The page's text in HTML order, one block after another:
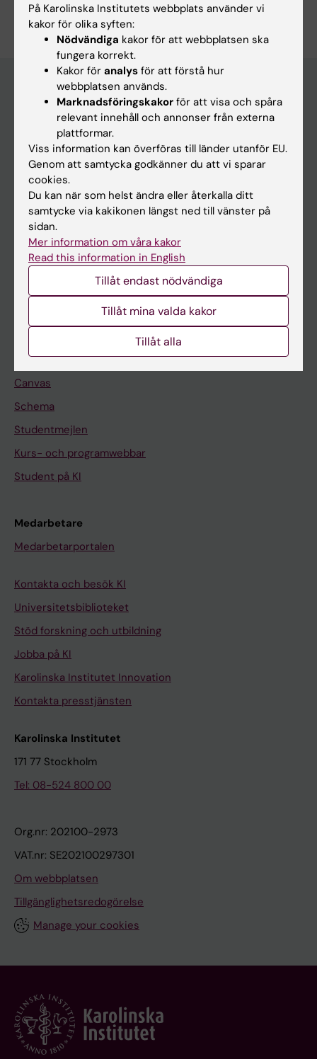
Redigera din profil
Huvudmeny
Utbildning
Forskarutbildning
Forskning
Om KI
På gång
Kalender
Ladok
Canvas
Schema
Studentmejlen
Kurs- och programwebbar
Student på KI
Medarbetare
Medarbetarportalen
Kontakta och besök KI
Universitetsbiblioteket
Stöd forskning och utbildning
Jobba på KI
Karolinska Institutet Innovation
Kontakta presstjänsten
Karolinska Institutet
171 77 Stockholm
Tel: 08-524 800 00
Org.nr: 202100-2973
VAT.nr: SE202100297301
Om webbplatsen
Tillgänglighetsredogörelse
Manage your cookies
På Karolinska Institutets webbplats använder vi
kakor för olika syften:
Nödvändiga kakor för att webbplatsen ska
fungera korrekt.
Kakor för analys för att förstå hur
webbplatsen används.
Marknadsföringskakor för att visa och spåra
relevant innehåll och annonser från externa
plattformar.
Viss information kan överföras till länder utanför EU.
Genom att samtycka godkänner du att vi sparar
cookies.
Du kan när som helst ändra eller återkalla ditt
samtycke via kakikonen längst ned till vänster på
sidan.
Mer information om våra kakor
Read this information in English
Tillåt endast nödvändiga
Tillåt mina valda kakor
Tillåt alla